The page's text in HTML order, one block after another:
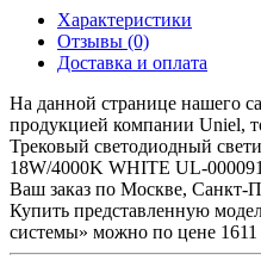
Характеристики
Отзывы (0)
Доставка и оплата
На данной странице нашего
продукцией компании Uniel,
Трековый светодиодный
18W/4000K WHITE UL-
Ваш заказ по Москве, Санкт-
Купить представленную
системы» можно по цене 1611